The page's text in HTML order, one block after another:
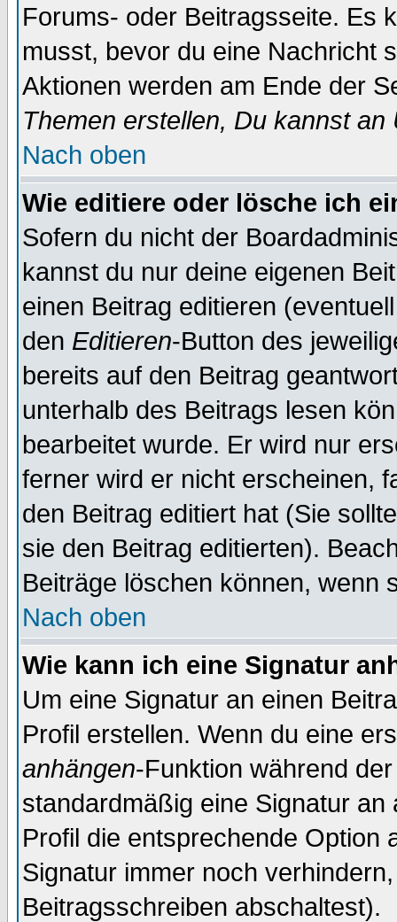
Forums- oder Beitragsseite. Es
musst, bevor du eine Nachricht
Aktionen werden am Ende der
Themen erstellen, Du kannst
Nach oben
Wie editiere oder lösche ich
Sofern du nicht der
kannst du nur deine eigenen
einen Beitrag editieren
den Editieren-Button des
bereits auf den Beitrag
unterhalb des Beitrags lesen
bearbeitet wurde. Er wird nur
ferner wird er nicht erscheinen,
den Beitrag editiert hat (Sie
sie den Beitrag editierten).
Beiträge löschen können, wenn
Nach oben
Wie kann ich eine Signatur
Um eine Signatur an einen
Profil erstellen. Wenn du eine
anhängen-Funktion während
standardmäßig eine Signatur
Profil die entsprechende Option
Signatur immer noch
Beitragsschreiben abschaltest).